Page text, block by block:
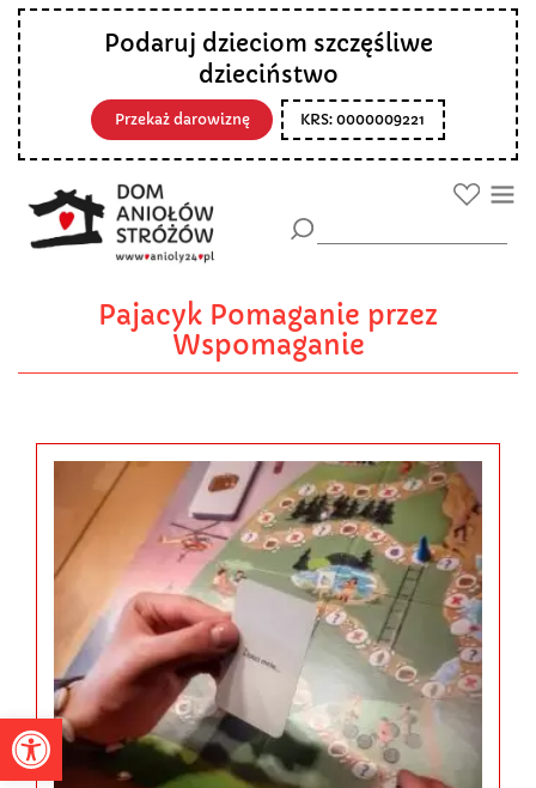
Otwórz pasek narzędzi
Podaruj dzieciom szczęśliwe
dzieciństwo
Przekaż darowiznę KRS: 0000009221
Pajacyk Pomaganie przez
Wspomaganie